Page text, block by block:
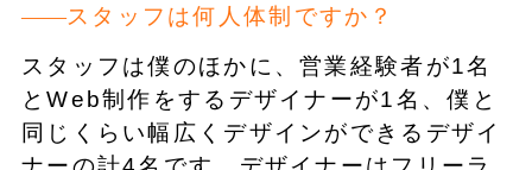
スタッフは何人体制ですか？
スタッフは僕のほかに、営業経験者が1名
とWeb制作をするデザイナーが1名、僕と
同じくらい幅広くデザインができるデザイ